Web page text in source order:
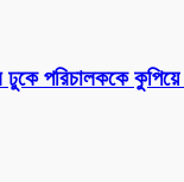
ঢুকে পরিচালককে